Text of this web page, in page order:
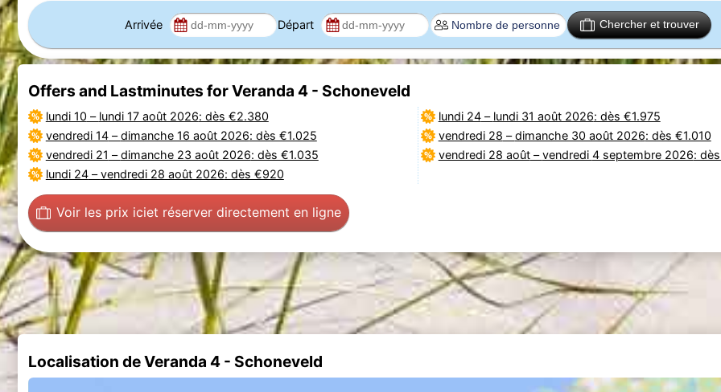
Arrivée Départ Chercher et trouver
Offers and Lastminutes for Veranda 4 - Schoneveld
lundi 10 – lundi 17 août 2026: dès €2.380
vendredi 14–dimanche 16 août 2026: dès €1.025
vendredi 21 –dimanche 23 août 2026: dès €1.035
lundi 24–vendredi 28 août 2026: dès €920
lundi 24– lundi 31 août 2026: dès €1.975
vendredi 28 –dimanche 30 août 2026: dès €1.010
vendredi 28 août– vendredi 4 septembre 2026:
Voir les prix iciet réserver directement en ligne
Localisation de Veranda 4 - Schoneveld